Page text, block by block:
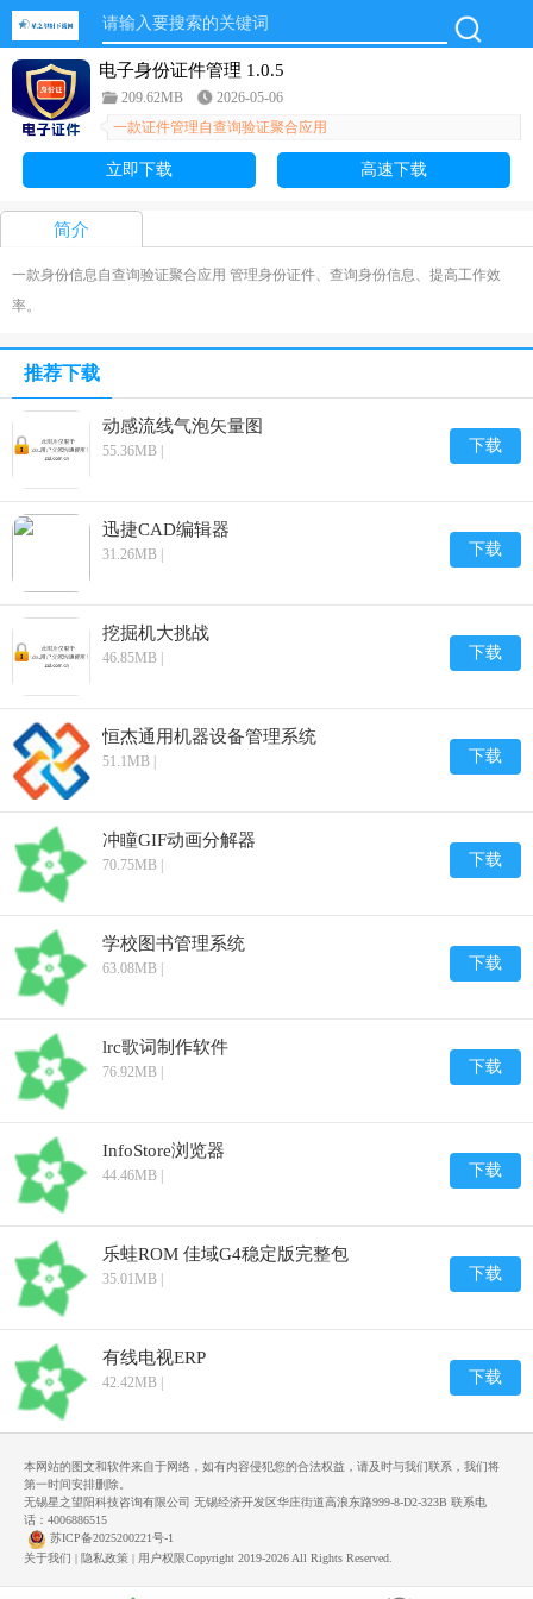
电子身份证件管理 1.0.5
209.62MB
2026-05-06
一款证件管理自查询验证聚合应用
立即下载 高速下载
简介
一款身份信息自查询验证聚合应用 管理身份证件、查询身份信息、提高工作效
率。
推荐下载
动感流线气泡矢量图
55.36MB | 下载
迅捷CAD编辑器
31.26MB | 下载
挖掘机大挑战
46.85MB | 下载
恒杰通用机器设备管理系统
51.1MB | 下载
冲瞳GIF动画分解器
70.75MB | 下载
学校图书管理系统
63.08MB | 下载
lrc歌词制作软件
76.92MB | 下载
InfoStore浏览器
44.46MB | 下载
乐蛙ROM 佳域G4稳定版完整包
35.01MB | 下载
有线电视ERP
42.42MB | 下载
本网站的图文和软件来自于网络，如有内容侵犯您的合法权益，请及时与我们联系，我们将
第一时间安排删除。
无锡星之望阳科技咨询有限公司 无锡经济开发区华庄街道高浪东路999-8-D2-323B 联系电
话：4006886515
苏ICP备2025200221号-1
关于我们 | 隐私政策 | 用户权限Copyright 2019-2026 All Rights Reserved.